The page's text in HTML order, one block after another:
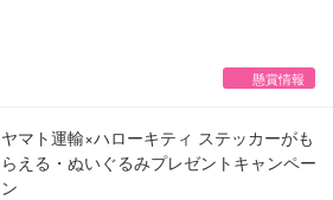
懸賞情報
ヤマト運輸×ハローキティ ステッカーがも
らえる・ぬいぐるみプレゼントキャンペー
ン